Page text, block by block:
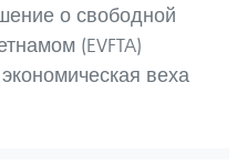
о свободной
(EVFTA)
веха